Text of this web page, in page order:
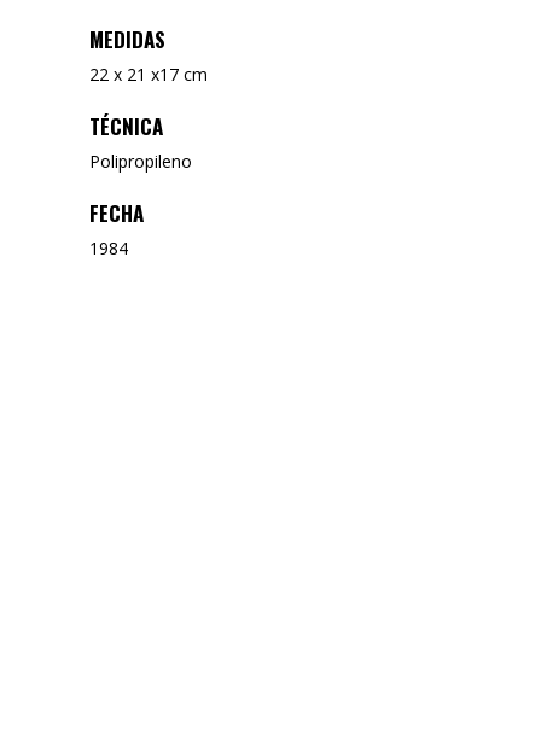
MEDIDAS
22 x 21 x17 cm
TÉCNICA
Polipropileno
FECHA
1984